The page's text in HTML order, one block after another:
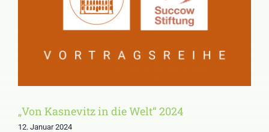
„Von Kasnevitz in die Welt“ 2024
12. Januar 2024